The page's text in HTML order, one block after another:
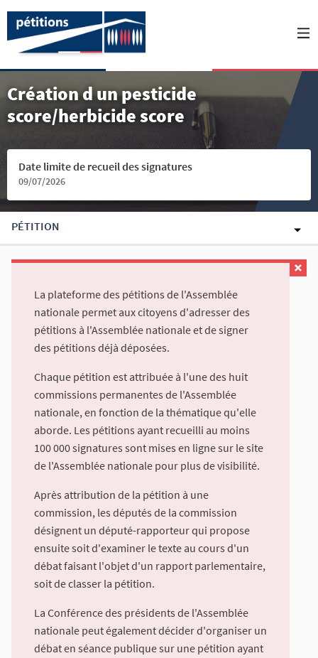
Création d un pesticide
score/herbicide score
Date limite de recueil des signatures
09/07/2026
PÉTITION
La plateforme des pétitions de l'Assemblée
nationale permet aux citoyens d'adresser des
pétitions à l'Assemblée nationale et de signer
des pétitions déjà déposées.
Chaque pétition est attribuée à l'une des huit
commissions permanentes de l'Assemblée
nationale, en fonction de la thématique qu'elle
aborde. Les pétitions ayant recueilli au moins
100 000 signatures sont mises en ligne sur le site
de l'Assemblée nationale pour plus de visibilité.
Après attribution de la pétition à une
commission, les députés de la commission
désignent un député-rapporteur qui propose
ensuite soit d'examiner le texte au cours d'un
débat faisant l'objet d'un rapport parlementaire,
soit de classer la pétition.
La Conférence des présidents de l'Assemblée
nationale peut également décider d'organiser un
débat en séance publique sur une pétition ayant